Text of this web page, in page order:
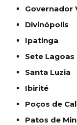
Divinópolis
Ipatinga
Sete Lagoas
Santa Luzia
Ibirité
Poços de
Patos de